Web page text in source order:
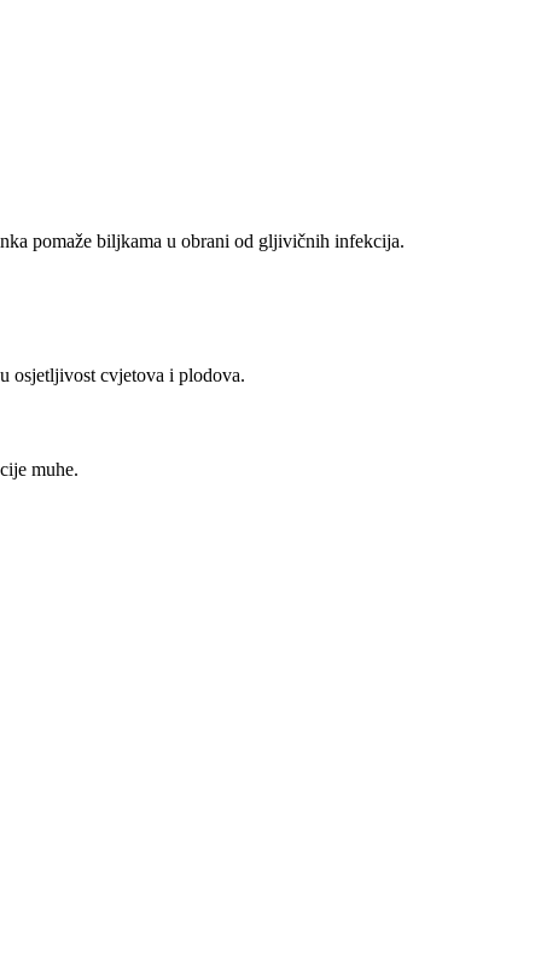
pomaže biljkama u obrani od gljivičnih infekcija.
osjetljivost cvjetova i plodova.
muhe.